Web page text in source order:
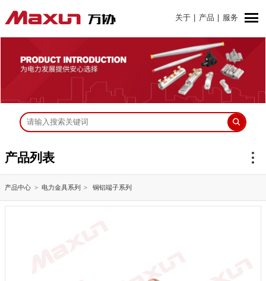
关于 产品 服务
产品列表
产品中心 电力金具系列 铜铝端子系列